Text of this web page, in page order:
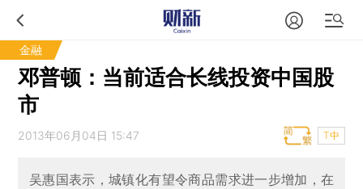
金融
邓普顿：当前适合长线投资中国股
市
2013年06月04日 15:47 T中
吴惠国表示，城镇化有望令商品需求进一步增加，在